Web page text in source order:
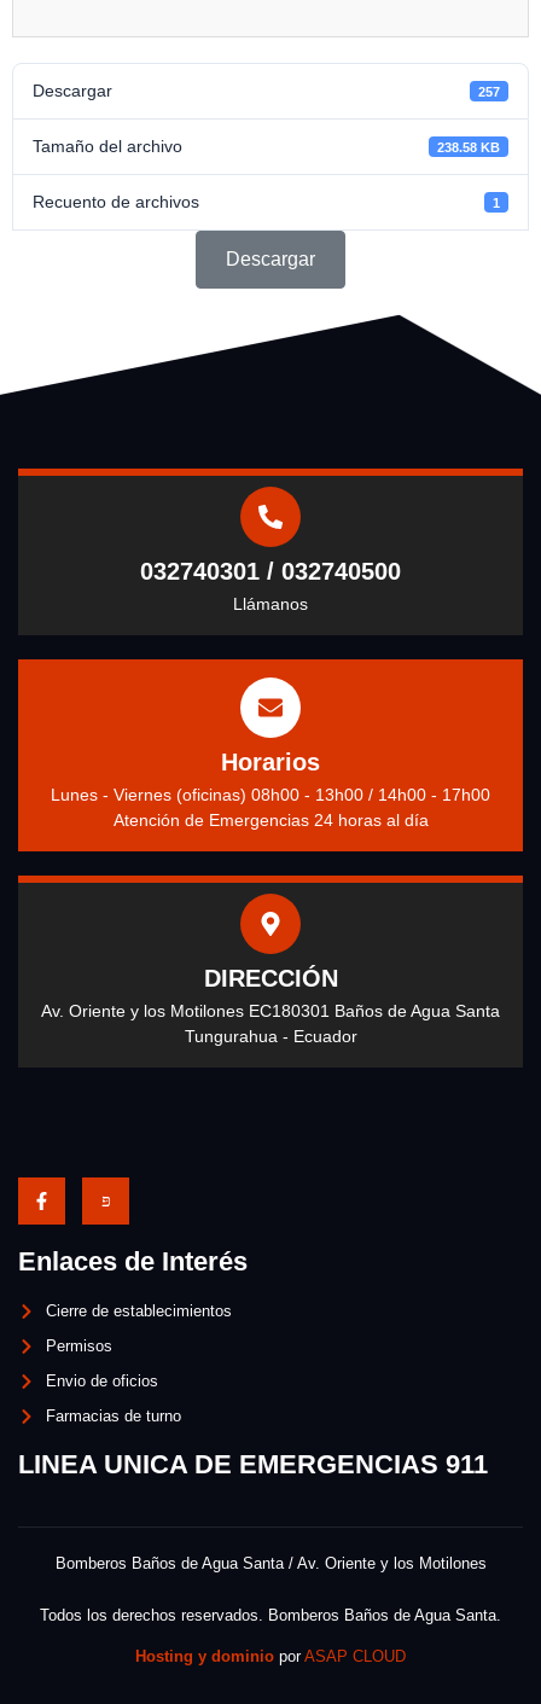
Descargar 257
Tamaño del archivo 238.58 KB
Recuento de archivos 1
Descargar
032740301 / 032740500
Llámanos
Horarios
Lunes - Viernes (oficinas) 08h00 - 13h00 / 14h00 - 17h00
Atención de Emergencias 24 horas al día
DIRECCIÓN
Av. Oriente y los Motilones EC180301 Baños de Agua Santa
Tungurahua - Ecuador
Enlaces de Interés
Cierre de establecimientos
Permisos
Envio de oficios
Farmacias de turno
LINEA UNICA DE EMERGENCIAS 911
Bomberos Baños de Agua Santa / Av. Oriente y los Motilones
Todos los derechos reservados. Bomberos Baños de Agua Santa.
Hosting y dominio porASAP CLOUD